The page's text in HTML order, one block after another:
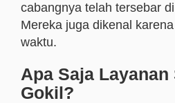
cabangnya telah tersebar
Mereka juga dikenal
waktu.
Apa Saja Layanan
Gokil?